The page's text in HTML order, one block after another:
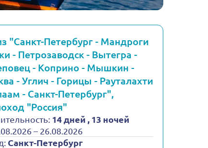
"Санкт-Петербург - Мандроги
- Петрозаводск - Вытегра -
- Коприно - Мышкин -
- Углич - Горицы - Рауталахти
- Санкт-Петербург",
"Россия"
14 дней , 13 ночей
– 26.08.2026
Санкт-Петербург